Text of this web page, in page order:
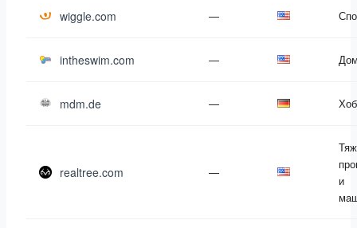
wiggle.com —
intheswim.com —
mdm.de —
realtree.com —
и